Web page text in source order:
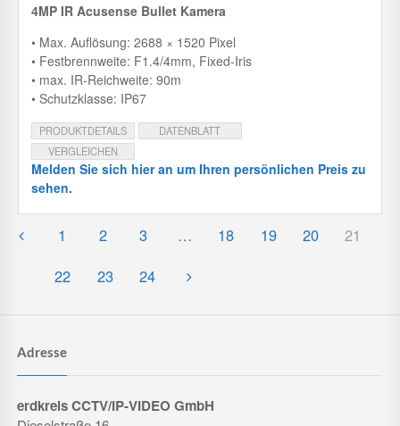
4MP IR Acusense Bullet Kamera
• Max. Auflösung: 2688 × 1520 Pixel
• Festbrennweite: F1.4/4mm, Fixed-Iris
• max. IR-Reichweite: 90m
• Schutzklasse: IP67
PRODUKTDETAILS
DATENBLATT
VERGLEICHEN
Melden Sie sich hier an um Ihren persönlichen Preis zu
sehen.
1 2 3 … 18 19 20
21
22
23 24
Adresse
erdkreis CCTV/IP-VIDEO GmbH